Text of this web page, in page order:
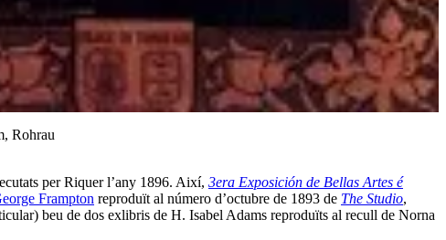
Rohrau
per Riquer l’any 1896. Així, 3era Exposición de Bellas Artes é
Frampton reproduït al número d’octubre de 1893 de The Studio,
beu de dos exlibris de H. Isabel Adams reproduïts al recull de Norna